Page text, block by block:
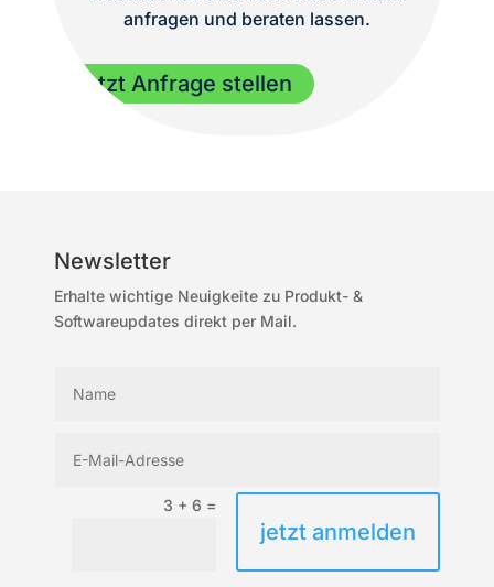
anfragen und beraten lassen.
Jetzt Anfrage stellen
Newsletter
Erhalte wichtige Neuigkeite zu Produkt- &
Softwareupdates direkt per Mail.
3 + 6 =
jetzt anmelden